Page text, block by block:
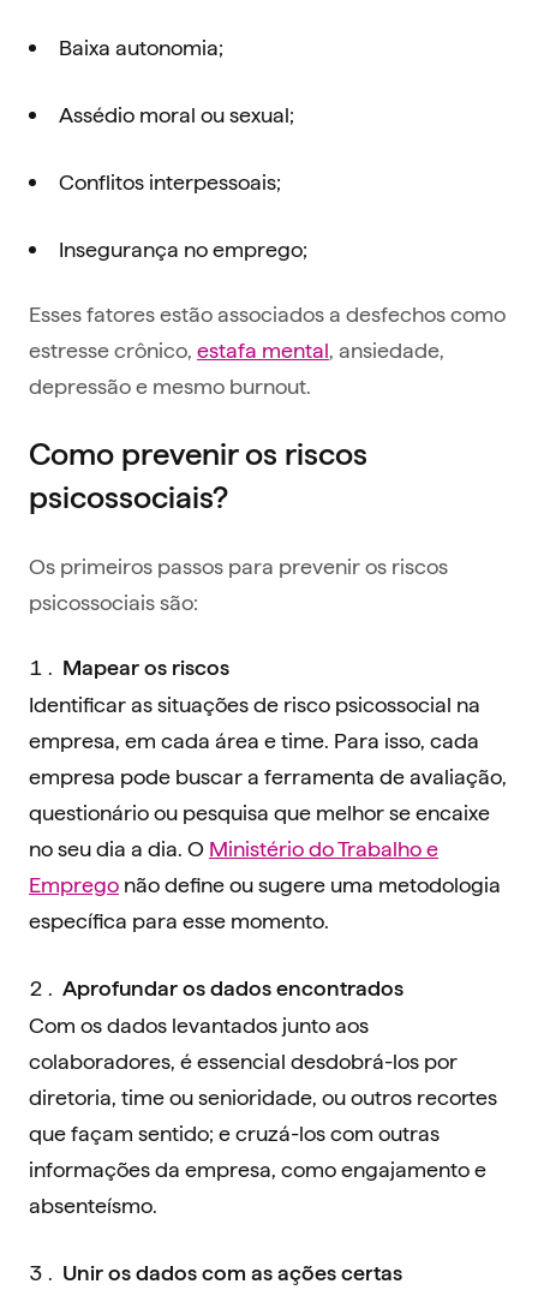
Baixa autonomia;
Assédio moral ou sexual;
Conflitos interpessoais;
Insegurança no emprego;
Esses fatores estão associados a desfechos como
estresse crônico, estafa mental, ansiedade,
depressão e mesmo burnout.
Como prevenir os riscos
psicossociais?
Os primeiros passos para prevenir os riscos
psicossociais são:
Mapear os riscos
Identificar as situações de risco psicossocial na
empresa, em cada área e time. Para isso, cada
empresa pode buscar a ferramenta de avaliação,
questionário ou pesquisa que melhor se encaixe
no seu dia a dia. O Ministério do Trabalho e
Emprego não define ou sugere uma metodologia
específica para esse momento.
Aprofundar os dados encontrados
Com os dados levantados junto aos
colaboradores, é essencial desdobrá-los por
diretoria, time ou senioridade, ou outros recortes
que façam sentido; e cruzá-los com outras
informações da empresa, como engajamento e
absenteísmo.
Unir os dados com as ações certas